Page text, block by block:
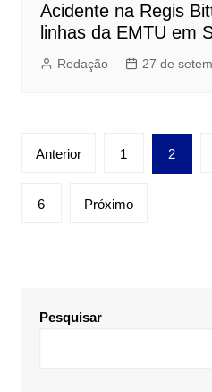
Acidente na Regis
linhas da EMTU em
Redação 27 de
Paginação
posts
Anterior 1 2
6 Próximo
Pesquisar